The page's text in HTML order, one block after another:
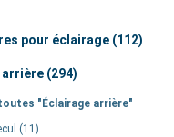
pour éclairage (112)
(294)
"Éclairage arrière"
(11)